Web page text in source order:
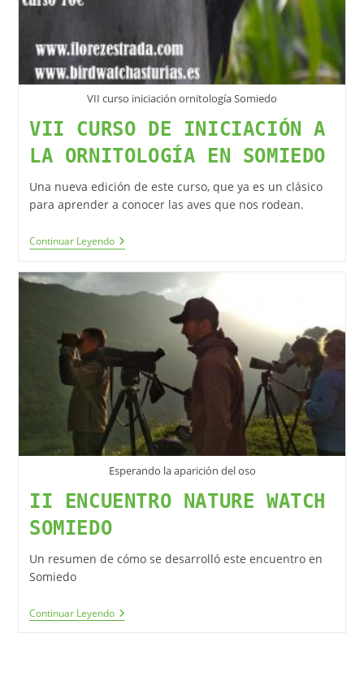
VII curso iniciación ornitología Somiedo
VII CURSO DE INICIACIÓN A
LA ORNITOLOGÍA EN SOMIEDO
Una nueva edición de este curso, que ya es un clásico
para aprender a conocer las aves que nos rodean.
Continuar Leyendo
Esperando la aparición del oso
II ENCUENTRO NATURE WATCH
SOMIEDO
Un resumen de cómo se desarrolló este encuentro en
Somiedo
Continuar Leyendo